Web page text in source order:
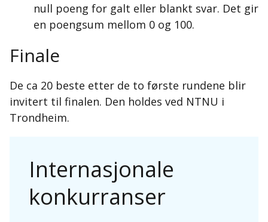
null poeng for galt eller blankt svar. Det gir
en poengsum mellom 0 og 100.
Finale
De ca 20 beste etter de to første rundene blir
invitert til finalen. Den holdes ved NTNU i
Trondheim.
Internasjonale
konkurranser